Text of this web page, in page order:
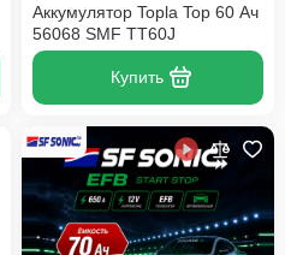
Аккумулятор Topla Top 60 Ач
56068 SMF TT60J
Купить